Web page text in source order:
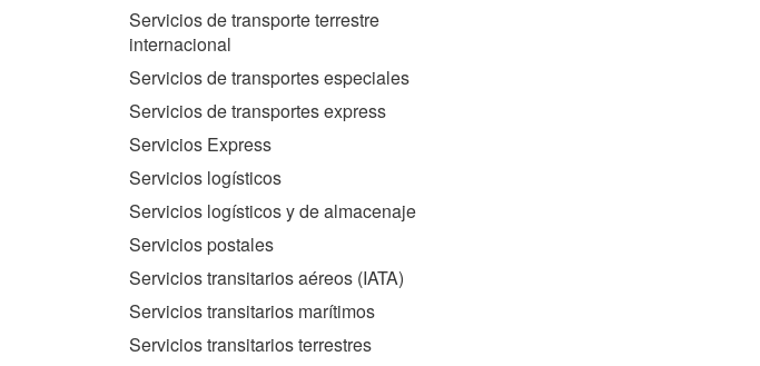
Servicios de transporte terrestre
internacional
Servicios de transportes especiales
Servicios de transportes express
Servicios Express
Servicios logísticos
Servicios logísticos y de almacenaje
Servicios postales
Servicios transitarios aéreos (IATA)
Servicios transitarios marítimos
Servicios transitarios terrestres